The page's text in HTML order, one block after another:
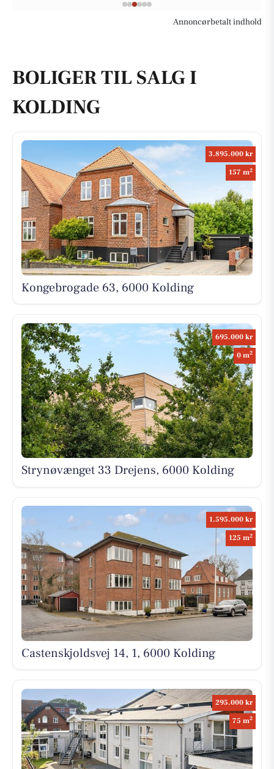
Annoncørbetalt indhold
BOLIGER TIL SALG I
KOLDING
3.895.000 kr
157 m2
Kongebrogade 63, 6000 Kolding
695.000 kr
0 m2
Strynøvænget 33 Drejens, 6000 Kolding
1.595.000 kr
125 m2
Castenskjoldsvej 14, 1, 6000 Kolding
295.000 kr
75 m2